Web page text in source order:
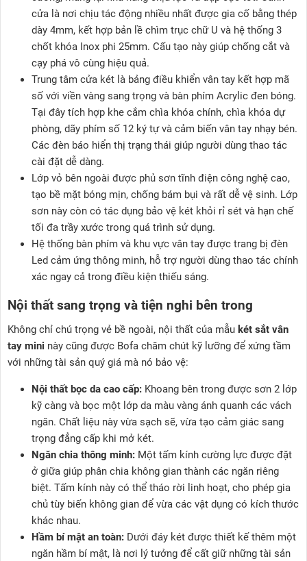
cửa là nơi chịu tác động nhiều nhất được gia cố bằng thép
dày 4mm, kết hợp bản lề chìm trục chữ U và hệ thống 3
chốt khóa Inox phi 25mm. Cấu tạo này giúp chống cắt và
cạy phá vô cùng hiệu quả.
Trung tâm cửa két là bảng điều khiển vân tay kết hợp mã
số với viền vàng sang trọng và bàn phím Acrylic đen bóng.
Tại đây tích hợp khe cắm chìa khóa chính, chìa khóa dự
phòng, dãy phím số 12 ký tự và cảm biến vân tay nhạy bén.
Các đèn báo hiển thị trạng thái giúp người dùng thao tác
cài đặt dễ dàng.
Lớp vỏ bên ngoài được phủ sơn tĩnh điện công nghệ cao,
tạo bề mặt bóng mịn, chống bám bụi và rất dễ vệ sinh. Lớp
sơn này còn có tác dụng bảo vệ két khỏi rỉ sét và hạn chế
tối đa trầy xước trong quá trình sử dụng.
Hệ thống bàn phím và khu vực vân tay được trang bị đèn
Led cảm ứng thông minh, hỗ trợ người dùng thao tác chính
xác ngay cả trong điều kiện thiếu sáng.
Nội thất sang trọng và tiện nghi bên trong
Không chỉ chú trọng vẻ bề ngoài, nội thất của mẫu két sắt vân
tay mini này cũng được Bofa chăm chút kỹ lưỡng để xứng tầm
với những tài sản quý giá mà nó bảo vệ:
Nội thất bọc da cao cấp: Khoang bên trong được sơn 2 lớp
kỹ càng và bọc một lớp da màu vàng ánh quanh các vách
ngăn. Chất liệu này vừa sạch sẽ, vừa tạo cảm giác sang
trọng đẳng cấp khi mở két.
Ngăn chia thông minh: Một tấm kính cường lực được đặt
ở giữa giúp phân chia không gian thành các ngăn riêng
biệt. Tấm kính này có thể tháo rời linh hoạt, cho phép gia
chủ tùy biến không gian để vừa các vật dụng có kích thước
khác nhau.
Hầm bí mật an toàn: Dưới đáy két được thiết kế thêm một
ngăn hầm bí mật, là nơi lý tưởng để cất giữ những tài sản